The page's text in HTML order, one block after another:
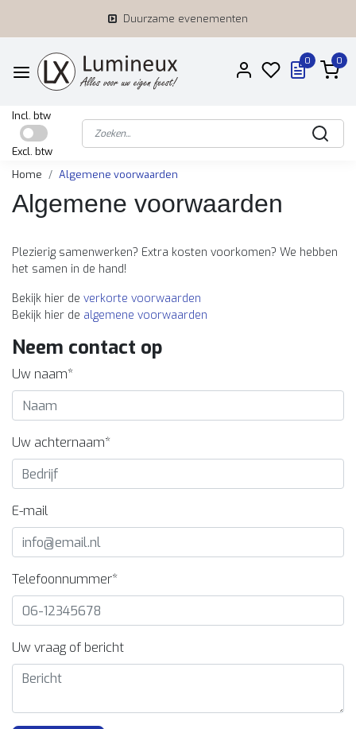
Duurzame evenementen
0 0
Incl. btw
Excl. btw
Home
Algemene voorwaarden
Algemene voorwaarden
Plezierig samenwerken? Extra kosten voorkomen? We hebben
het samen in de hand!
Bekijk hier de verkorte voorwaarden
Bekijk hier de algemene voorwaarden
Neem contact op
Uw naam*
Uw achternaam*
E-mail
Telefoonnummer*
Uw vraag of bericht